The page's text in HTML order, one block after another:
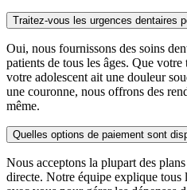
Traitez-vous les urgences dentaires
Oui, nous fournissons des soins
patients de tous les âges. Que
votre adolescent ait une douleur
une couronne, nous offrons des
même.
Quelles options de paiement sont
Nous acceptons la plupart des
directe. Notre équipe explique tous